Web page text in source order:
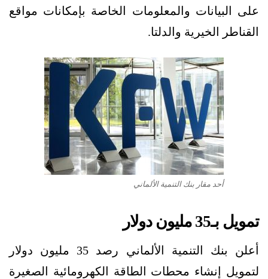
على البيانات والمعلومات الخاصة بإمكانات مواقع
القناطر الخيرية والدلتا.
أحد مقار بنك التنمية الألماني
تمويل بـ35 مليون دولار
أعلن بنك التنمية الألماني رصد 35 مليون دولار
لتمويل إنشاء محطات الطاقة الكهرومائية الصغيرة